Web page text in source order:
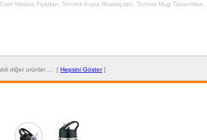
Matara Fiyatları ,Termos Kupa İthalatçıları ,Termos Mug Tasarımları
diğer ürünler ... [Hepsini Göster]